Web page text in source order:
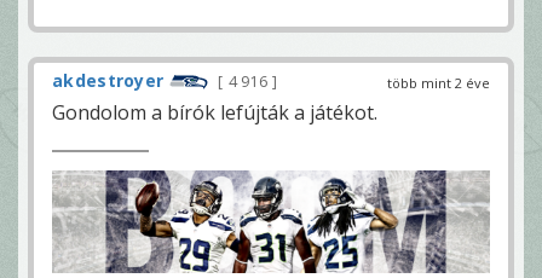
több mint 2 éve
akdestroyer 4 916
Gondolom a bírók lefújták a játékot.